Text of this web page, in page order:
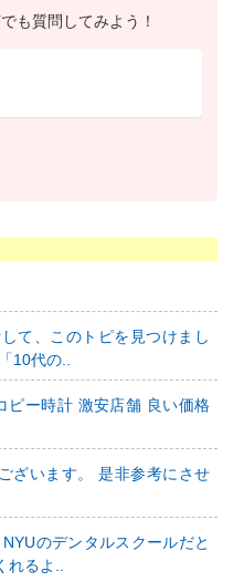
も質問してみよう！
て、このトピを見つけまし
10代の..
ピー時計 激安店舗 良い価格
ざいます。 是非参考にさせ
のデンタルスクールだと
るよ..